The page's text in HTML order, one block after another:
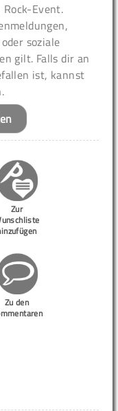
Event.
soziale
gilt. Falls dir an
ist, kannst
Zur
Zu den